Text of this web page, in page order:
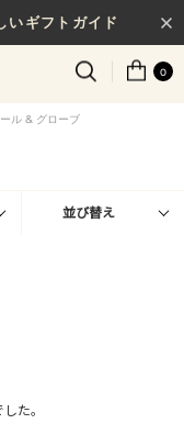
いギフトガイド
0
ル & グローブ
並び替え
た。